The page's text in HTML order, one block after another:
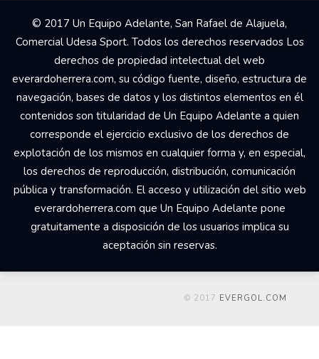
© 2017 Un Equipo Adelante, San Rafael de Alajuela,
Comercial Udesa Sport. Todos los derechos reservados Los
derechos de propiedad intelectual del web
everardoherrera.com, su código fuente, diseño, estructura de
navegación, bases de datos y los distintos elementos en él
contenidos son titularidad de Un Equipo Adelante a quien
corresponde el ejercicio exclusivo de los derechos de
explotación de los mismos en cualquier forma y, en especial,
los derechos de reproducción, distribución, comunicación
pública y transformación. El acceso y utilización del sitio web
everardoherrera.com que Un Equipo Adelante pone
gratuitamente a disposición de los usuarios implica su
aceptación sin reservas.
© 2017 EVERGOL.COM